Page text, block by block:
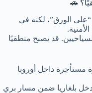
“على الورق”، لكنه في
قد يصبح منطقيًا
مستأجرة داخل أوروبا
بلغاريا ضمن مسار بري